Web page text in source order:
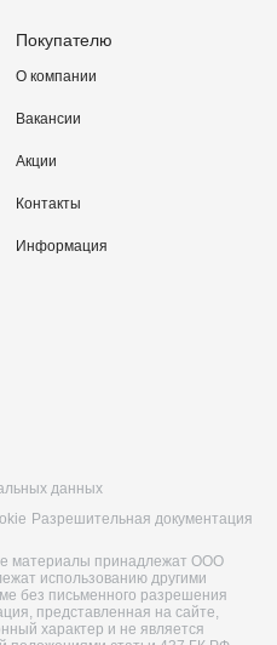
Покупателю
О компании
Вакансии
Акции
Контакты
Информация
данных
Разрешительная документация
материалы принадлежат ООО
использованию другими
без письменного разрешения
представленная на сайте,
характер и не является